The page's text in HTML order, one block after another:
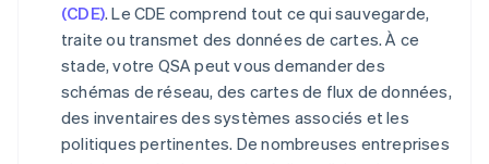
(CDE). Le CDE comprend tout ce qui sauvegarde,
traite ou transmet des données de cartes. À ce
stade, votre QSA peut vous demander des
schémas de réseau, des cartes de flux de données,
des inventaires des systèmes associés et les
politiques pertinentes. De nombreuses entreprises